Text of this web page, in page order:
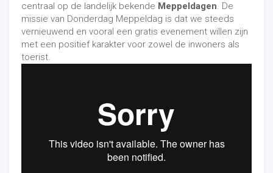
centraal op de landelijk bekende Meppeldagen. De
missie van Donderdag Meppeldag is dat we steeds
vernieuwend en vooral een gratis evenement willen zijn
met een positief karakter voor zowel de inwoners als
toerist.